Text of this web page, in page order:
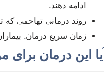
ادامه دهند.
روند درمانی تهاجمی که
زمان سریع درمان. بیماران می‌توانند
آیا این درمان